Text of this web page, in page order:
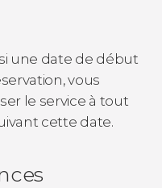
une date de début
vous
le service à tout
cette date.